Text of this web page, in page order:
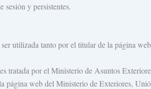
sesión y persistentes.
utilizada tanto por el titular de la página
es tratada por el Ministerio de Asuntos
página web del Ministerio de Exteriores,